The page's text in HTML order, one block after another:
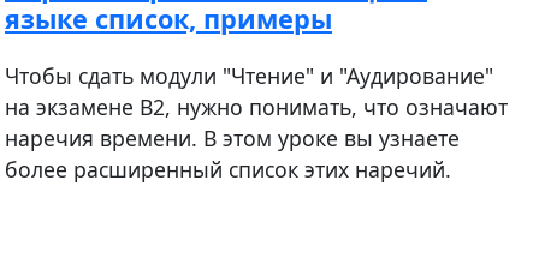
языке список, примеры
Чтобы сдать модули "Чтение" и "Аудирование"
на экзамене В2, нужно понимать, что означают
наречия времени. В этом уроке вы узнаете
более расширенный список этих наречий.